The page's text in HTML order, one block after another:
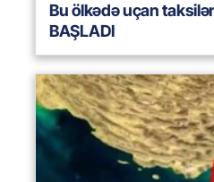
Bu ölkədə uçan
BAŞLADI